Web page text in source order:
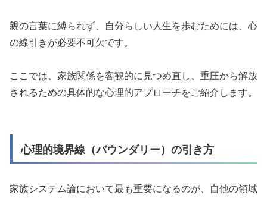
親の言葉に縛られず、自分らしい人生を歩むためには、心
の線引きが必要不可欠です。
ここでは、家族関係を客観的に見つめ直し、重圧から解放
されるための具体的な心理的アプローチをご紹介します。
心理的境界線（バウンダリー）の引き方
家族システム論において最も重要になるのが、自他の領域